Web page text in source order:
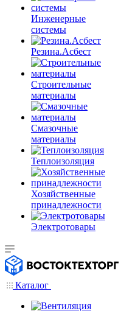
Инженерные
системы
Резина.Асбест
Строительные
материалы
Смазочные
материалы
Теплоизоляция
Хозяйственные
принадлежности
Электротовары
Каталог